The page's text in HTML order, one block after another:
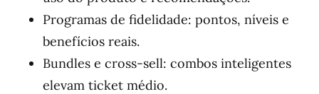
Programas de fidelidade: pontos, níveis e
benefícios reais.
Bundles e cross-sell: combos inteligentes
elevam ticket médio.